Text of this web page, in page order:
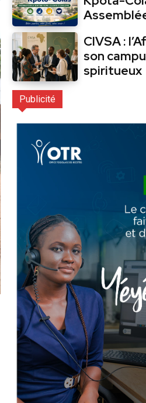
CIVSA :
son
spiritueux
Publicité